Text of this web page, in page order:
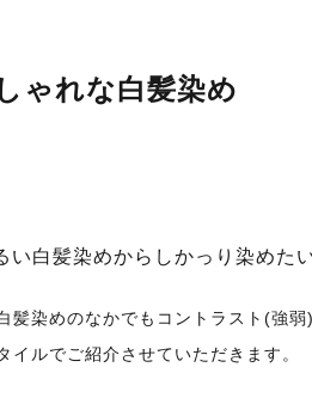
ゃれな白髪染め
い白髪染めからしかっり染めた
髪染めのなかでもコントラスト(強
イルでご紹介させていただきます。